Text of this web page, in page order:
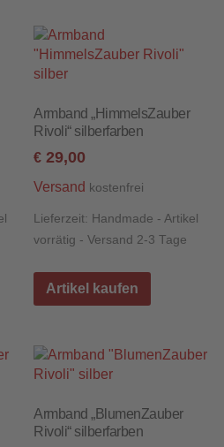
Armband „HimmelsZauber
Rivoli“ silberfarben
€ 29,00
Versand kostenfrei
Lieferzeit: Handmade - Artikel
vorrätig - Versand 2-3 Tage
Artikel kaufen
Armband „BlumenZauber
Rivoli“ silberfarben